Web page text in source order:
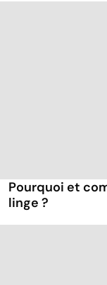
Pourquoi et
linge ?